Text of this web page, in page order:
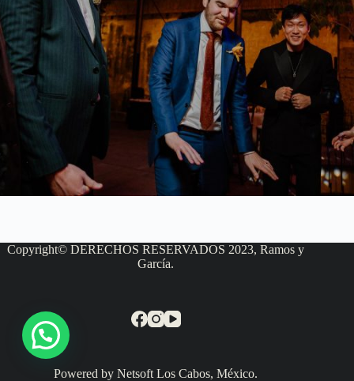
Copyright© DERECHOS RESERVADOS 2023, Ramos y
García.
Powered by Netsoft Los Cabos, México.